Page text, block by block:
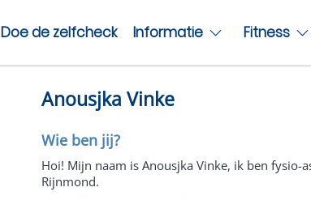
Doe de zelfcheck Informatie Fitness
Anousjka Vinke
Wie ben jij?
Hoi! Mijn naam is Anousjka Vinke, ik ben fysio-
Rijnmond.